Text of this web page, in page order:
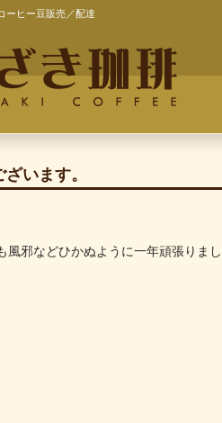
ーヒー豆販売／配達
います。
風邪などひかぬように一年頑張りま